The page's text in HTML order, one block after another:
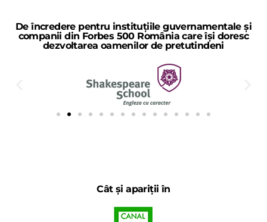
De încredere pentru instituțiile guvernamentale și
companii din Forbes 500 România care își doresc
dezvoltarea oamenilor de pretutindeni
Cât și apariții în